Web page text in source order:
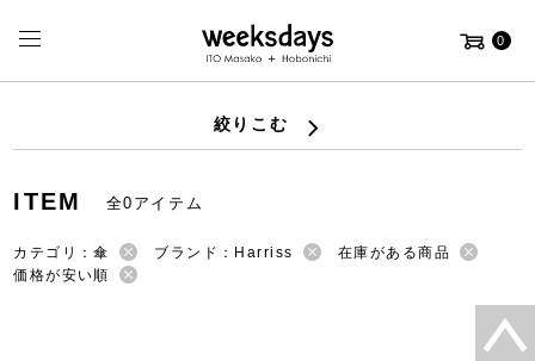
0
絞りこむ
ITEM 全0アイテム
カテゴリ：傘 ブランド：Harriss
在庫がある商品
価格が安い順